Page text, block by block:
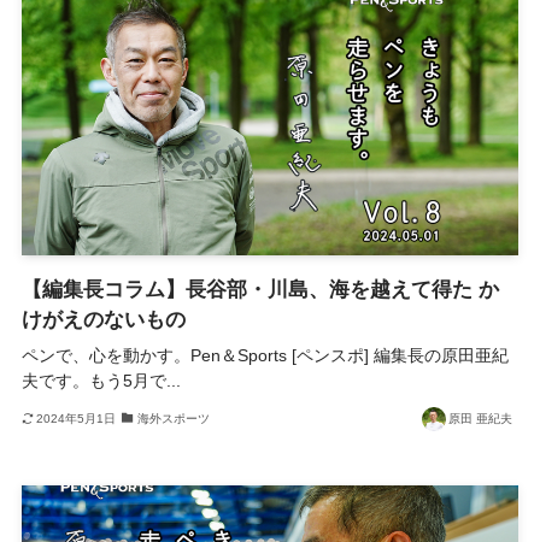
【編集長コラム】長谷部・川島、海を越えて得た か
けがえのないもの
ペンで、心を動かす。Pen＆Sports [ペンスポ] 編集長の原田亜紀
夫です。もう5月で...
2024年5月1日 海外スポーツ 原田 亜紀夫